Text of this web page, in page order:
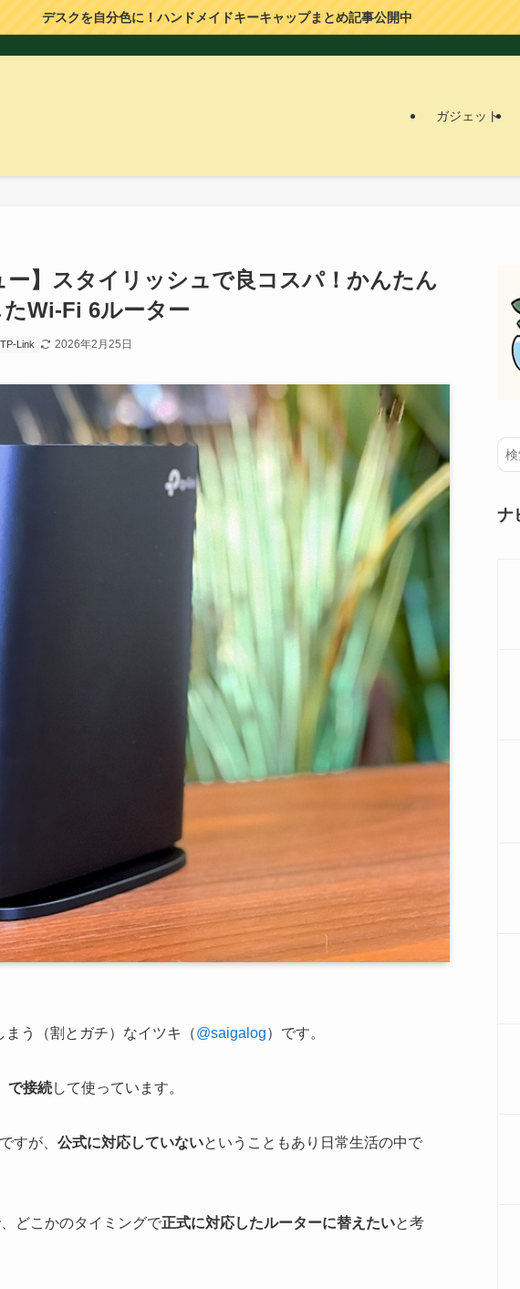
デスクを自分色に！ハンドメイドキーキャップまとめ記事公開中
ガジェット
ー】スタイリッシュで良コスパ！かんたん
Wi-Fi 6ルーター
TP-Link 2026年2月25日
う（割とガチ）なイツキ（@saigalog）です。
で接続して使っています。
すが、 公式に対応していないということもあり日常生活の中で
どこかのタイミングで正式に対応したルーターに替えたいと考
ナ